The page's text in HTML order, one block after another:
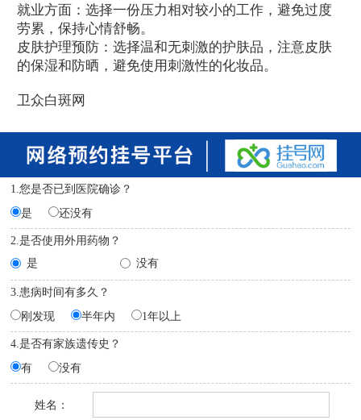
就业方面：选择一份压力相对较小的工作，避免过度
劳累，保持心情舒畅。
皮肤护理预防：选择温和无刺激的护肤品，注意皮肤
的保湿和防晒，避免使用刺激性的化妆品。
卫众白斑网
1.您是否已到医院确诊？
是
还没有
2.是否使用外用药物？
是
没有
3.患病时间有多久？
刚发现
半年内 1年以上
4.是否有家族遗传史？
有
没有
姓名：